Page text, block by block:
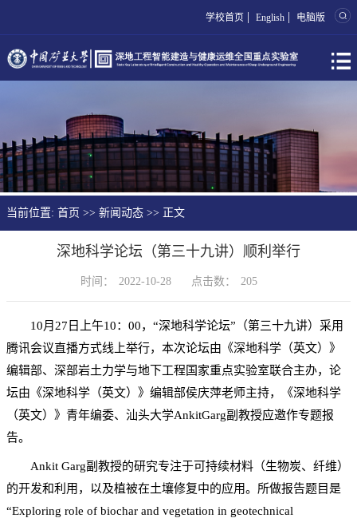
学校首页 | English | 电脑版
当前位置: 首页 >> 新闻动态 >> 正文
深地科学论坛（第三十九讲）顺利举行
时间： 2022-10-28 点击数： 205
10月27日上午10：00，“深地科学论坛”（第三十九讲）采用
腾讯会议直播方式线上举行，本次论坛由《深地科学（英文）》
编辑部、深部岩土力学与地下工程国家重点实验室联合主办，论
坛由《深地科学（英文）》编辑部侯庆萍老师主持，《深地科学
（英文）》青年编委、汕头大学AnkitGarg副教授应邀作专题报
告。
Ankit Garg副教授的研究专注于可持续材料（生物炭、纤维）
的开发和利用，以及植被在土壤修复中的应用。所做报告题目是
“Exploring role of biochar and vegetation in geotechnical